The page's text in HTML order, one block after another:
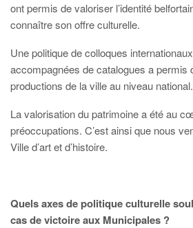
ont permis de valoriser l’identité
connaître son offre culturelle.
Une politique de colloques
accompagnées de catalogues a permis
productions de la ville au niveau national.
La valorisation du patrimoine a été au
préoccupations. C’est ainsi que nous
Ville d’art et d’histoire.
Quels axes de politique culturelle
cas devictoire aux Municipales ?